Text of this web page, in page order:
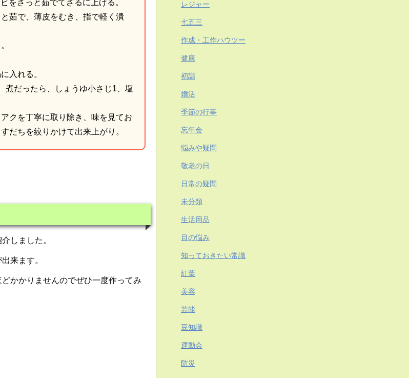
をさっと茹でてざるに上げる。
茹で、薄皮をむき、指で軽く潰
入れる。
煮だったら、しょうゆ小さじ1、塩
クを丁寧に取り除き、味を見てお
だちを絞りかけて出来上がり。
しました。
来ます。
かかりませんのでぜひ一度作ってみ
レジャー
七五三
作成・工作ハウツー
健康
初詣
婚活
季節の行事
忘年会
悩みや疑問
敬老の日
日常の疑問
未分類
生活用品
目の悩み
知っておきたい常識
紅葉
美容
芸能
豆知識
運動会
防災